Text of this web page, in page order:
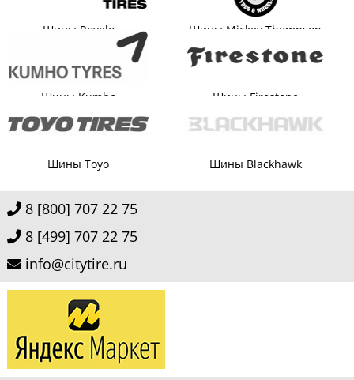
Шины Rovelo Шины Mickey Thompson
Шины Kumho Шины Firestone
Шины Toyo Шины Blackhawk
8 [800] 707 22 75
8 [499] 707 22 75
info@citytire.ru